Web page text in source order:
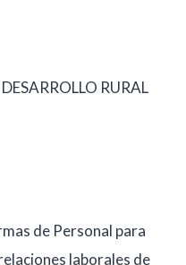
RURAL
de Personal para
laborales de